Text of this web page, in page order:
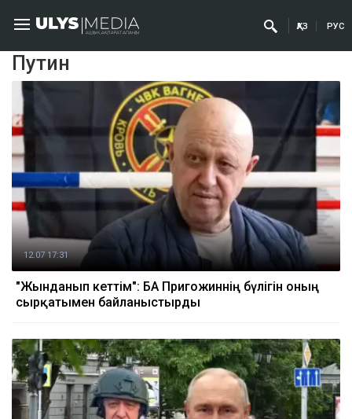
ҚАЗ РУС
Путин
12.07 17:31
"Жынданып кеттім": БАҚ Пригожиннің бүлігін оның
сырқатымен байланыстырды